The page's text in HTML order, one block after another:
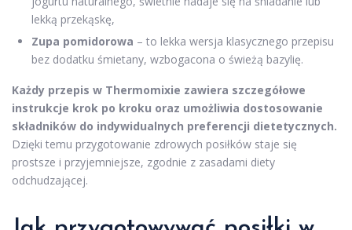
lekką przekąskę,
Zupa pomidorowa – to lekka wersja klasycznego przepisu
bez dodatku śmietany, wzbogacona o świeżą bazylię.
Każdy przepis w Thermomixie zawiera szczegółowe
instrukcje krok po kroku oraz umożliwia dostosowanie
składników do indywidualnych preferencji dietetycznych.
Dzięki temu przygotowanie zdrowych posiłków staje się
prostsze i przyjemniejsze, zgodnie z zasadami diety
odchudzającej.